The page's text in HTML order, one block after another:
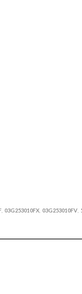
03G253010FX 03G253010FV